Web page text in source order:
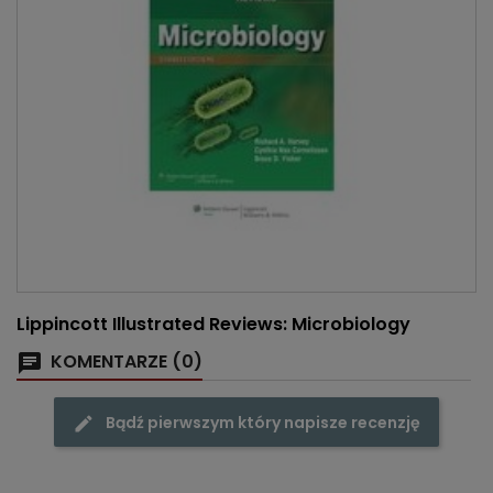
Lippincott Illustrated Reviews: Microbiology
KOMENTARZE (0)
Bądź pierwszym który napisze recenzję